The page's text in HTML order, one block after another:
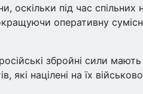
оскільки під час
оперативну
збройні сили
які націлені на їх